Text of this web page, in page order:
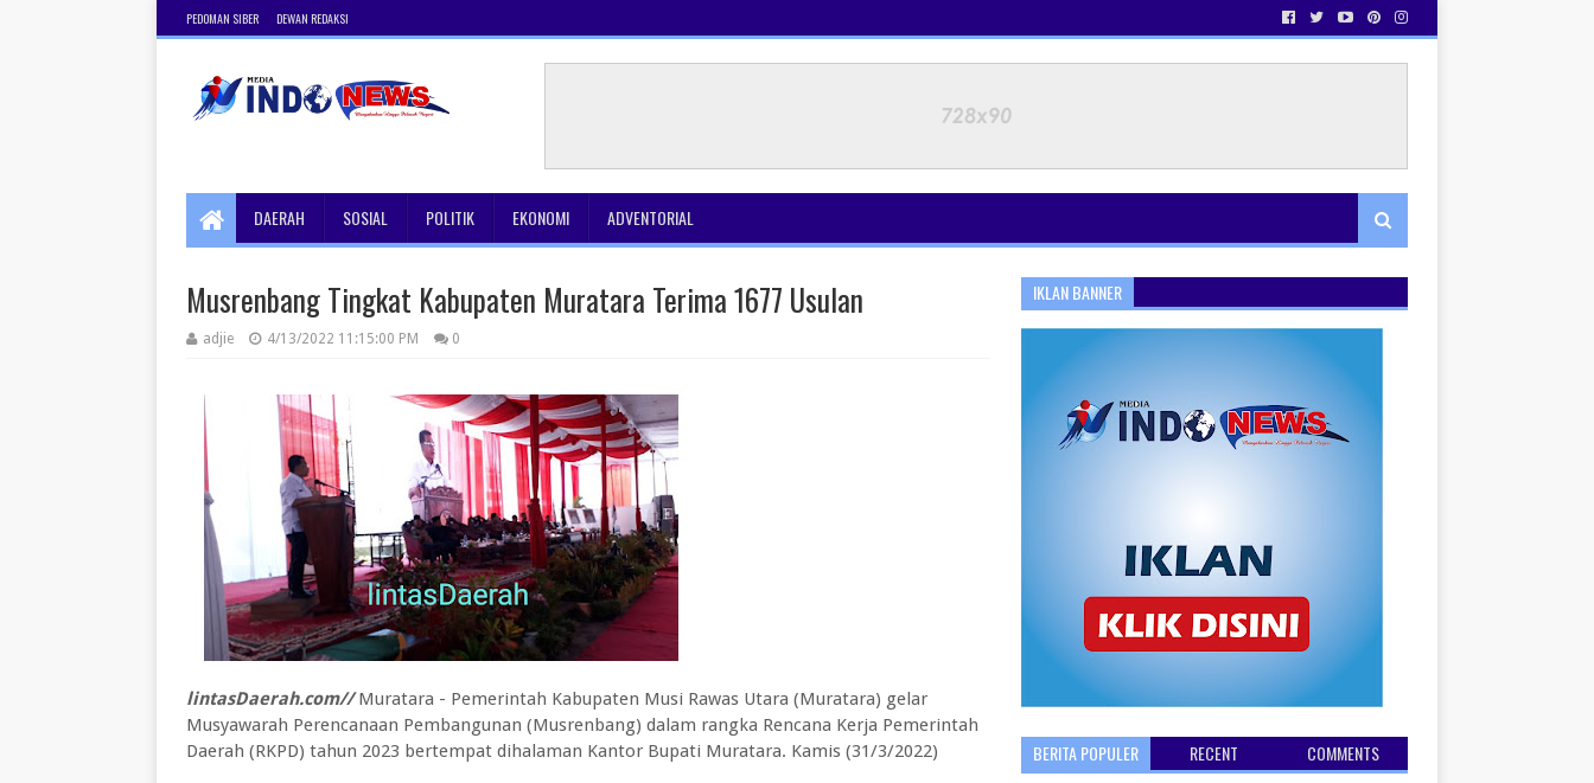
PEDOMAN SIBER DEWAN REDAKSI
DAERAH SOSIAL POLITIK EKONOMI ADVENTORIAL
Musrenbang Tingkat Kabupaten Muratara Terima 1677 Usulan
adjie 4/13/2022 11:15:00 PM 0
lintasDaerah.com//Muratara - Pemerintah Kabupaten Musi Rawas Utara (Muratara) gelar
Musyawarah Perencanaan Pembangunan (Musrenbang) dalam rangka Rencana Kerja Pemerintah
Daerah (RKPD) tahun 2023 bertempat dihalaman Kantor Bupati Muratara. Kamis (31/3/2022)
IKLAN BANNER
BERITA POPULER RECENT COMMENTS